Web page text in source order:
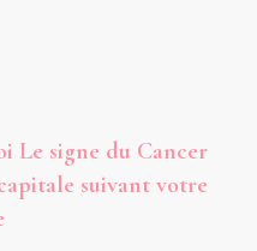
Le signe du Cancer
suivant votre